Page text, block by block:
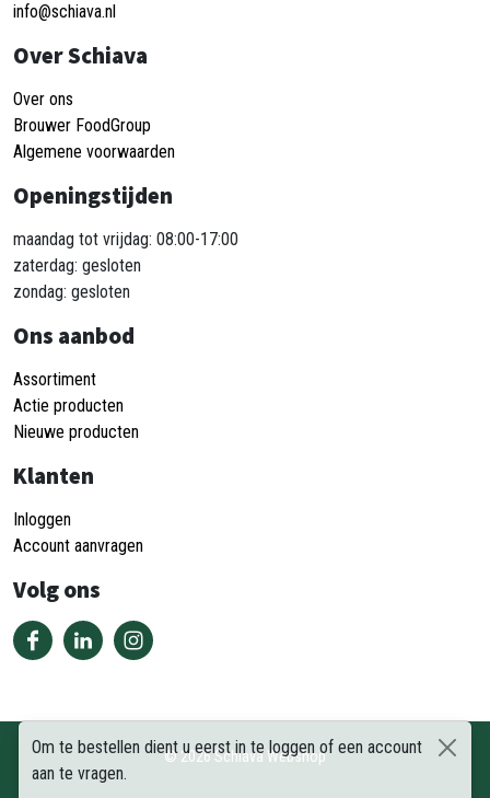
Om te bestellen dient u eerst in te loggen of een account
aan te vragen.
info@schiava.nl
Over Schiava
Over ons
Brouwer FoodGroup
Algemene voorwaarden
Openingstijden
maandag tot vrijdag: 08:00-17:00
zaterdag: gesloten
zondag: gesloten
Ons aanbod
Assortiment
Actie producten
Nieuwe producten
Klanten
Inloggen
Account aanvragen
Volg ons
©2026Schiava Webshop